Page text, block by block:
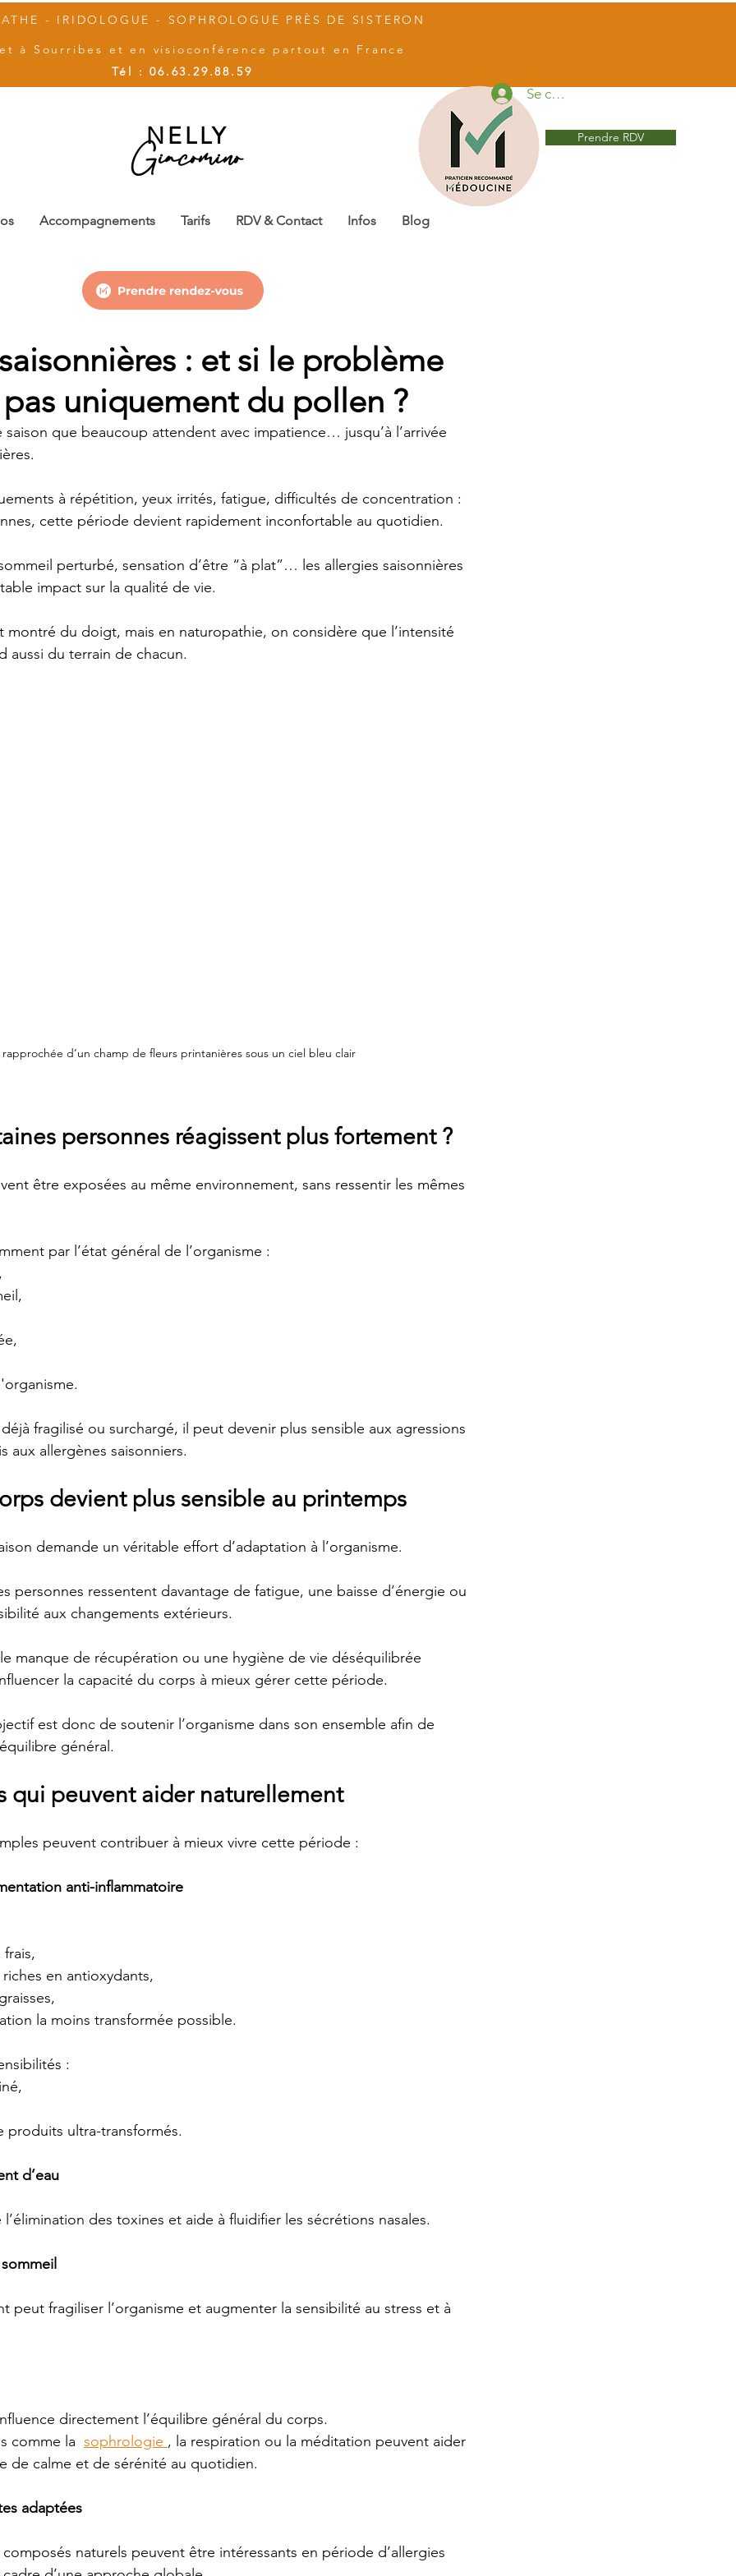
- IRIDOLOGUE - SOPHROLOGUE PRÈS DE SISTERON
à Sourribes et en visioconférence partout en France
Tél : 06.63.29.88.59
NELLY
Giacomino Prendre RDV
Se connecter
Accompagnements Tarifs RDV & Contact Infos Blog
: et si le problème
uniquement du pollen ?
que beaucoup attendent avec impatience… jusqu’à l’arrivée
à répétition, yeux irrités, fatigue, difficultés de concentration :
cette période devient rapidement inconfortable au quotidien.
perturbé, sensation d’être “à plat”… les allergies saisonnières
impact sur la qualité de vie.
montré du doigt, mais en naturopathie, on considère que l’intensité
aussi du terrain de chacun.
rapprochée d’un champ de fleurs printanières sous un ciel bleu clair
personnes réagissent plus fortement ?
être exposées au même environnement, sans ressentir les mêmes
par l’état général de l’organisme :
fragilisé ou surchargé, il peut devenir plus sensible aux agressions
aux allergènes saisonniers.
devient plus sensible au printemps
demande un véritable effort d’adaptation à l’organisme.
personnes ressentent davantage de fatigue, une baisse d’énergie ou
aux changements extérieurs.
manque de récupération ou une hygiène de vie déséquilibrée
la capacité du corps à mieux gérer cette période.
est donc de soutenir l’organisme dans son ensemble afin de
général.
qui peuvent aider naturellement
peuvent contribuer à mieux vivre cette période :
anti-inflammatoire
en antioxydants,
la moins transformée possible.
:
produits ultra-transformés.
d’eau
l’élimination des toxines et aide à fluidifier les sécrétions nasales.
peut fragiliser l’organisme et augmenter la sensibilité au stress et à
directement l’équilibre général du corps.
comme la sophrologie , la respiration ou la méditation peuvent aider
de calme et de sérénité au quotidien.
adaptées
naturels peuvent être intéressants en période d’allergies